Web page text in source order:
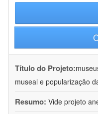
Título do Projeto:
museal e popularização
Resumo: Vide projeto